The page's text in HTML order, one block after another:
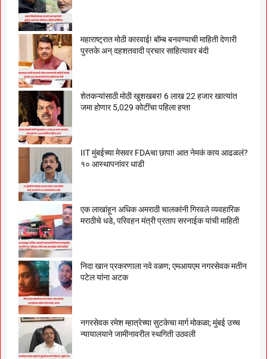
महाराष्ट्रात मोठी कारवाई! बॉम्ब बनवण्याची माहिती देणारी
पुस्तके अन् दहशतवादी प्रचार साहित्यावर बंदी
शेतकऱ्यांसाठी मोठी खुशखबर! 6 लाख 22 हजार खात्यांत
जमा होणार 5,029 कोटींचा पहिला हप्ता
IIT मुंबईच्या मेसवर FDAचा छापा! आत नेमकं काय आढळलं?
१० आस्थापनांवर धाडी
एक लाखांहून अधिक अमराठी चालकांनी गिरवले व्यवहारिक
मराठीचे धडे, परिवहन मंत्री प्रताप सरनाईक यांची माहिती
निदा खान प्रकरणाला नवे वळण; एमआयएम नगरसेवक मतीन
पटेल यांना अटक
नगरसेवक रमेश म्हात्रेच्या सुटकेचा मार्ग मोकळा; मुंबई उच्च
न्यायालयाने जामीनावरील स्थगिती उठवली